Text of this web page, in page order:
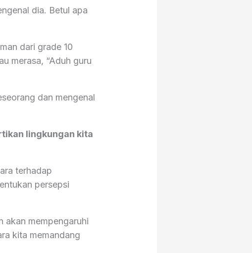
dia. Betul apa
dari grade 10
merasa, “Aduh guru
dan mengenal
lingkungan kita
terhadap
persepsi
akan mempengaruhi
kita memandang